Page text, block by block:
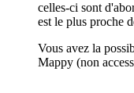
celles-ci sont
est le plus proche
Vous avez la
Mappy (non